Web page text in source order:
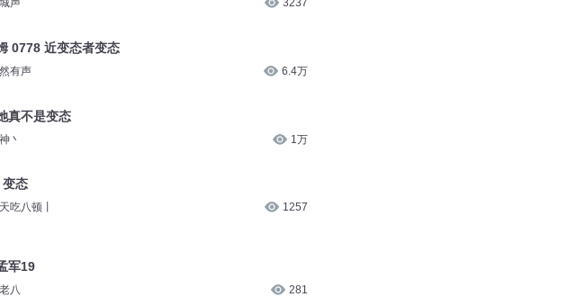
声 3237
0778 近变态者变态
有声 6.4万
真不是变态
丶 1万
态
吃八顿丨 1257
军19
八 281